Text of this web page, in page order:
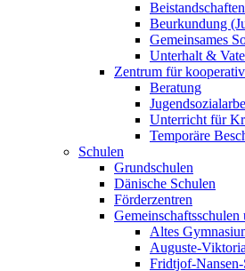
Beistandschaften
Beurkundung
Gemeinsames
Unterhalt &
Zentrum für
Beratung
Unterricht für
Temporäre
Schulen
Grundschulen
Dänische Schulen
Förderzentren
Gemeinschaftsschulen
Altes
Auguste-
Fridtjof-